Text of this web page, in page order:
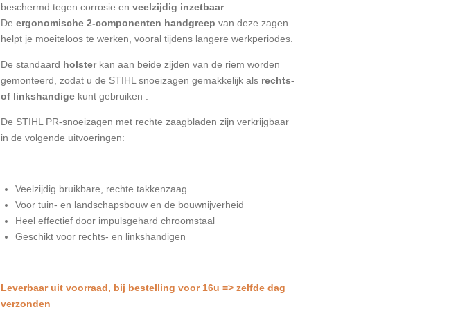
beschermd tegen corrosie en veelzijdig inzetbaar
De ergonomische 2-componenten handgreep van deze zagen
helpt je moeiteloos te werken, vooral tijdens langere werkperiodes.
De standaard holster kan aan beide zijden van de riem worden
gemonteerd, zodat u de STIHL snoeizagen gemakkelijk als rechts-
of linkshandige kunt gebruiken .
De STIHL PR-snoeizagen met rechte zaagbladen zijn verkrijgbaar
in de volgende uitvoeringen:
Veelzijdig bruikbare, rechte takkenzaag
Voor tuin- en landschapsbouw en de bouwnijverheid
Heel effectief door impulsgehard chroomstaal
Geschikt voor rechts- en linkshandigen
Leverbaar uit voorraad, bij bestelling voor 16u => zelfde dag
verzonden